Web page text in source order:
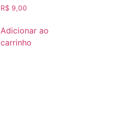
R$ 9,00
Adicionar ao
carrinho